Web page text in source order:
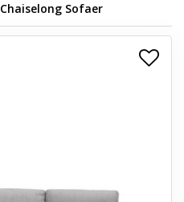
+
+
Chaiselong Sofaer